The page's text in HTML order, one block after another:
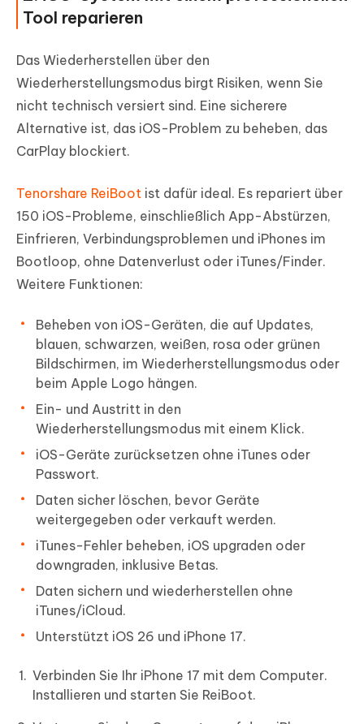
Tool reparieren
Das Wiederherstellen über den
Wiederherstellungsmodus birgt Risiken, wenn Sie
nicht technisch versiert sind. Eine sicherere
Alternative ist, das iOS-Problem zu beheben, das
CarPlay blockiert.
Tenorshare ReiBoot ist dafür ideal. Es repariert über
150 iOS-Probleme, einschließlich App-Abstürzen,
Einfrieren, Verbindungsproblemen und iPhones im
Bootloop, ohne Datenverlust oder iTunes/Finder.
Weitere Funktionen:
Beheben von iOS-Geräten, die auf Updates,
blauen, schwarzen, weißen, rosa oder grünen
Bildschirmen, im Wiederherstellungsmodus oder
beim Apple Logo hängen.
Ein- und Austritt in den
Wiederherstellungsmodus mit einem Klick.
iOS-Geräte zurücksetzen ohne iTunes oder
Passwort.
Daten sicher löschen, bevor Geräte
weitergegeben oder verkauft werden.
iTunes-Fehler beheben, iOS upgraden oder
downgraden, inklusive Betas.
Daten sichern und wiederherstellen ohne
iTunes/iCloud.
Unterstützt iOS 26 und iPhone 17.
Verbinden Sie Ihr iPhone 17 mit dem Computer.
Installieren und starten Sie ReiBoot.